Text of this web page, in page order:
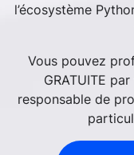
l’écosystème
Vous pouvez
GRATUITE
responsable de